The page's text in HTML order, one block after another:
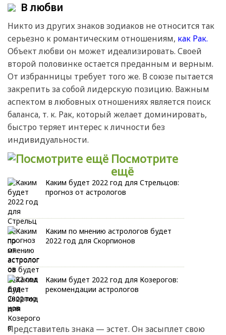
В любви
Никто из других знаков зодиаков не относится так
серьезно к романтическим отношениям, как Рак.
Объект любви он может идеализировать. Своей
второй половинке остается преданным и верным.
От избранницы требует того же. В союзе пытается
закрепить за собой лидерскую позицию. Важным
аспектом в любовных отношениях является поиск
баланса, т. к. Рак, который желает доминировать,
быстро теряет интерес к личности без
индивидуальности.
Посмотрите
ещё
Каким будет 2022 год для Стрельцов:
прогноз от астрологов
Каким по мнению астрологов будет
2022 год для Скорпионов
Каким будет 2022 год для Козерогов:
рекомендации астрологов
Представитель знака — эстет. Он засыплет свою